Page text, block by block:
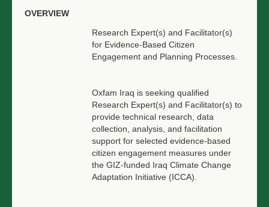
OVERVIEW
Research Expert(s) and Facilitator(s)
for Evidence-Based Citizen
Engagement and Planning Processes.
Oxfam Iraq is seeking qualified
Research Expert(s) and Facilitator(s) to
provide technical research, data
collection, analysis, and facilitation
support for selected evidence-based
citizen engagement measures under
the GIZ-funded Iraq Climate Change
Adaptation Initiative (ICCA).